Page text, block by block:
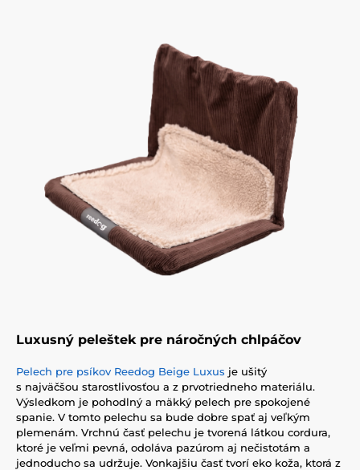
Luxusný peleštek pre náročných chlpáčov
Pelech pre psíkov Reedog Beige Luxus je ušitý
s najväčšou starostlivosťou a z prvotriedneho materiálu.
Výsledkom je pohodlný a mäkký pelech pre spokojené
spanie. V tomto pelechu sa bude dobre spať aj veľkým
plemenám. Vrchnú časť pelechu je tvorená látkou cordura,
ktoré je veľmi pevná, odoláva pazúrom aj nečistotám a
jednoducho sa udržuje. Vonkajšiu časť tvorí eko koža, ktorá z